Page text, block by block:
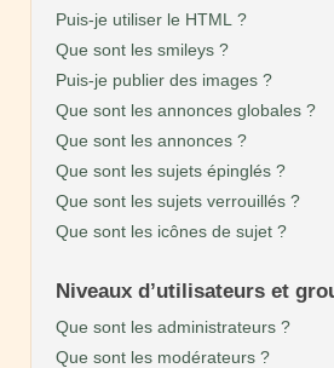
Puis-je utiliser le HTML ?
Que sont les smileys ?
Puis-je publier des images ?
Que sont les annonces globales ?
Que sont les annonces ?
Que sont les sujets épinglés ?
Que sont les sujets verrouillés ?
Que sont les icônes de sujet ?
Niveaux d’utilisateurs et
Que sont les administrateurs ?
Que sont les modérateurs ?